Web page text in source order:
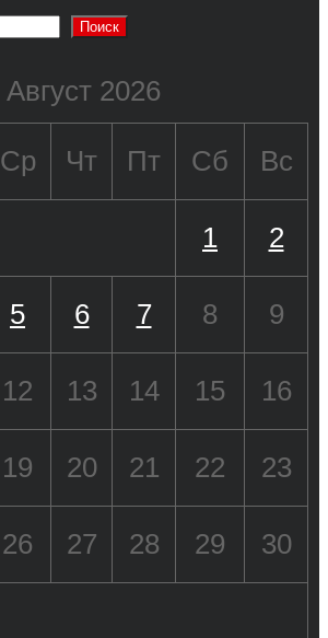
Поиск
Август 2026
Ср Чт Пт Сб Вс
1 2
5 6 7 8 9
12 13 14 15 16
19 20 21 22 23
26 27 28 29 30